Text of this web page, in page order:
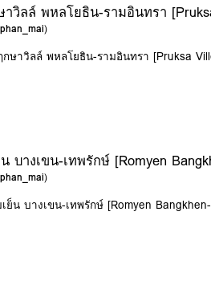
วิลล์ พหลโยธิน-รามอินทรา
)
ษาวิลล์ พหลโยธิน-รามอินทรา [Pruksa
บางเขน-เทพรักษ์ [Romyen
)
น บางเขน-เทพรักษ์ [Romyen